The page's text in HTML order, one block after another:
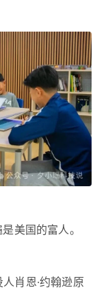
美国的富人。
肖恩·约翰逊原